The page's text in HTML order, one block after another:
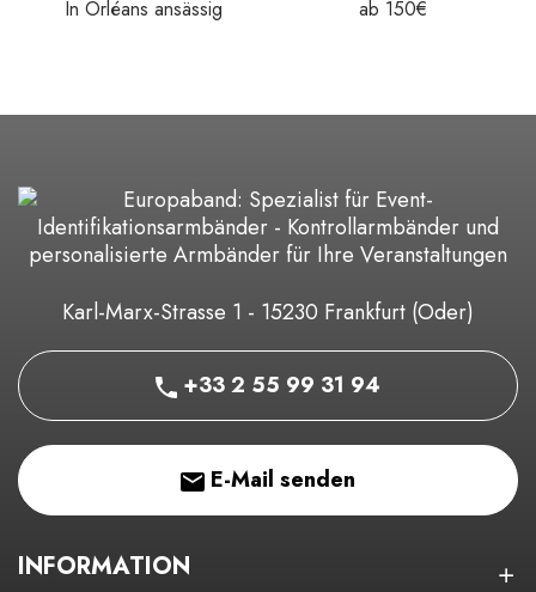
In Orléans ansässig ab 150€
Karl-Marx-Strasse 1 - 15230 Frankfurt (Oder)
+33 2 55 99 31 94
E-Mail senden
INFORMATION